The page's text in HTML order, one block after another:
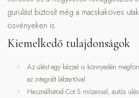
gurulást biztosít még a macskaköves
ösvényeken is.
Kiemelkedő tulajdonságok
Az ülést egy kézzel is könnyedén
az integrált lábtartóval.
Használhatod Cot S mózessel, autós